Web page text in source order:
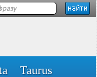
Taurus